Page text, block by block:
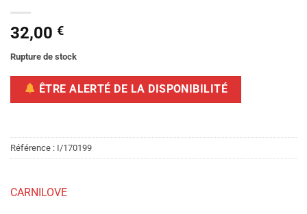
32,00 €
Rupture de stock
ÊTRE ALERTÉ DE LA DISPONIBILITÉ
Référence : I/170199
CARNILOVE